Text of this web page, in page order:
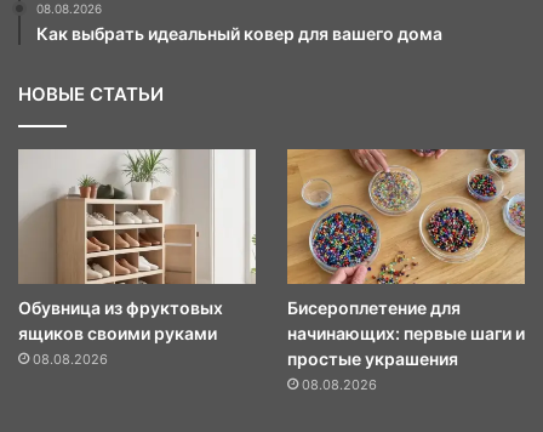
08.08.2026
Как выбрать идеальный ковер для вашего дома
НОВЫЕ СТАТЬИ
Обувница из фруктовых
ящиков своими руками
08.08.2026
Бисероплетение для
начинающих: первые шаги и
простые украшения
08.08.2026